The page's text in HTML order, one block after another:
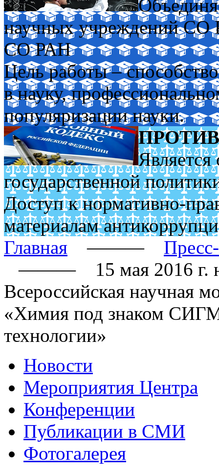
научных учреждений
СО РАН
Цель работы –
в науку,
популяризации науки.
государственной
Доступ к нормативно-
материалам
Главная
———
———
15 мая 2016 г.
Всероссийская научная
«Химия под знаком
технологии»
Новости
Мероприятия Центра
Конференции
Публикации в СМИ
Фотогалерея